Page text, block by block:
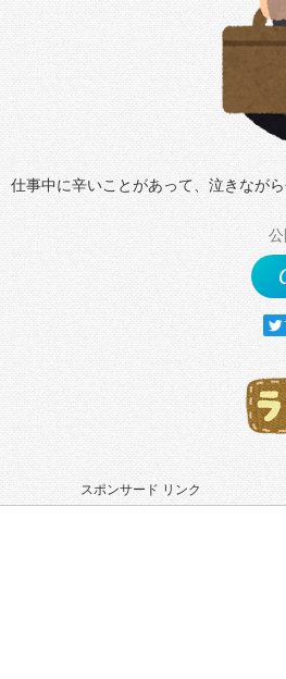
仕事中に辛いことがあって、泣きなが
スポンサード リンク